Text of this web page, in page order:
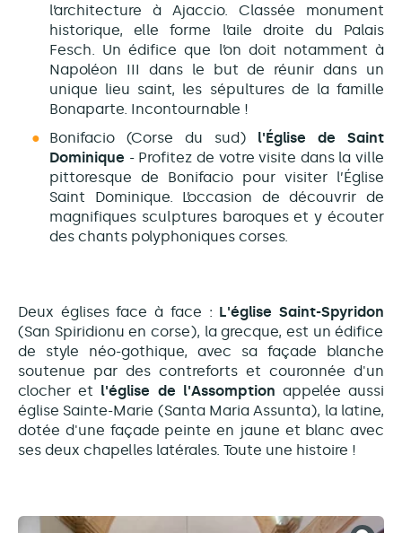
l’architecture à Ajaccio. Classée monument
historique, elle forme l’aile droite du Palais
Fesch. Un édifice que l’on doit notamment à
Napoléon III dans le but de réunir dans un
unique lieu saint, les sépultures de la famille
Bonaparte. Incontournable !
Bonifacio (Corse du sud) l'Église de Saint
Dominique - Profitez de votre visite dans la ville
pittoresque de Bonifacio pour visiter l’Église
Saint Dominique. L’occasion de découvrir de
magnifiques sculptures baroques et y écouter
des chants polyphoniques corses.
Deux églises face à face : L'église Saint-Spyridon
(San Spiridionu en corse), la grecque, est un édifice
de style néo-gothique, avec sa façade blanche
soutenue par des contreforts et couronnée d'un
clocher et l'église de l'Assomption appelée aussi
église Sainte-Marie (Santa Maria Assunta), la latine,
dotée d'une façade peinte en jaune et blanc avec
ses deux chapelles latérales. Toute une histoire !